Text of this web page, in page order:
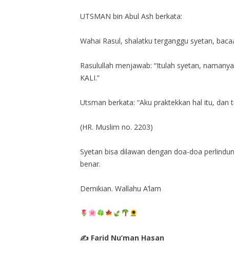
UTSMAN bin Abul Ash berkata:
Wahai Rasul, shalatku terganggu syetan,
Rasulullah menjawab: “Itulah syetan,
KALI.”
Utsman berkata: “Aku praktekkan hal itu, dan
(HR. Muslim no. 2203)
Syetan bisa dilawan dengan doa-doa
benar.
Demikian. Wallahu A’lam
✍️ Farid Nu’man Hasan